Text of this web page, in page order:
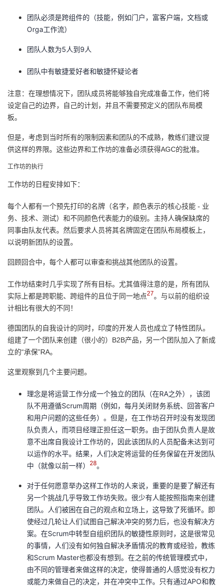
团队必须是跨组件的（技能，例如门户，富客户端，文档或
Orga工作流）
团队人数为5人到9人
团队中有敏捷爱好者和敏捷怀疑论者
注意：在理想情况下，团队成员将能够独自完成准备工作，他们将
设定自己的边界，自己的计划，并且不需要预定义的团队布局模
板。
但是，考虑到当时所有的限制因素和团队的不成熟，教练们建议提
供这样的界限。这些边界和工作坊的准备必须获得AGC的批准。
工作坊的执行
工作坊的日程安排如下：
每个人都有一个预先打印的名牌（名字，颜色表示的核心技能 - 业
务、技术、测试）和不同颜色代表能力的级别。主持人确保缺席的
同事由队友代表。然后要求人员将其名牌固定在团队布局模板上，
以说明新团队的设置。
回顾回合中，每个人都可以审查和挑战其他团队的设置。
工作坊结束时几乎实现了所有目标。尤其值得注意的是，所有团队
实际上都是跨职能、跨组件的且位于同一地点27。与以前的组织设
计相比有很大的不同！
德国团队的自我设计的同时，印度的开发人员也成立了特性团队。
组建了一个团队来创建（很小的）B2B产品，另一个团队加入了新成
立的“承保”RA。
这里观察到几个主要问题。
理念是将运营工作分成一个独立的团队（在RA之外），该团
队不用遵循Scrum周期（例如，每月关闭财务系统、回答客户
和用户问题的这些任务）。但是，在工作坊召开时没有发现团
队负责人，而项目经理正担任这一职务。由于团队负责人是故
意不出席自我设计工作坊的，因此该团队的人员配备未达到可
以运作的水平。结果，人们决定将运营的任务保留在开发团队
中（就像以前一样）
28。
对于任何愿意举办这样工作坊的人来说，重要的是要了解还有
另一个挑战几乎导致工作坊失败。很少有人能按照指南来创建
团队。人们被困在自己的观点和立场上，这导致了死循环。即
使经过几轮让人们试图自己解决冲突的努力后，也没有解决方
案。在Scrum中转型自组织团队的敏捷性原则时，这是很常见
的事情，人们没有如何独自解决矛盾情况的教育或经验，教练
和Scrum Master也都没有想到。在之前的传统管理模式中，
由不同的管理者来做这样的决定，使得普通的人感觉没有权力
或能力来做自己的决定，并在冲突中工作。只有通过APO和教